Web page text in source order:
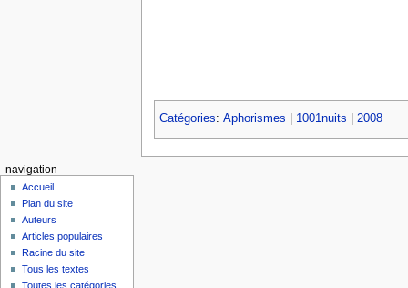
Catégories: Aphorismes 1001nuits 2008
navigation
Accueil
Plan du site
Auteurs
Articles populaires
Racine du site
Tous les textes
Toutes les catégories